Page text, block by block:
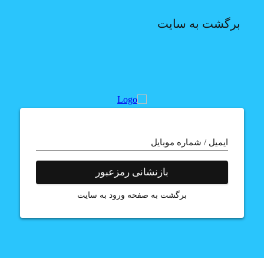
برگشت به سایت
ایمیل / شماره موبایل
بازنشانی رمزعبور
برگشت به صفحه ورود به سایت